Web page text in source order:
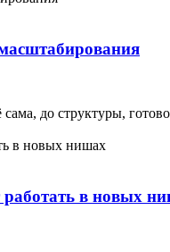
до структуры,
в новых